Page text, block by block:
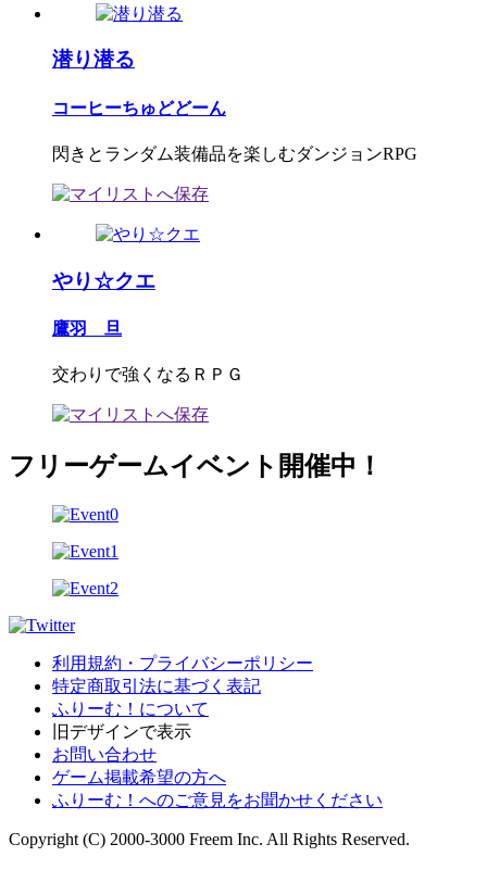
潜り潜る
コーヒーちゅどどーん
閃きとランダム装備品を楽しむダンジョンRPG
やり☆クエ
鷹羽 旦
交わりで強くなるＲＰＧ
フリーゲームイベント開催中！
利用規約・プライバシーポリシー
特定商取引法に基づく表記
ふりーむ！について
旧デザインで表示
お問い合わせ
ゲーム掲載希望の方へ
ふりーむ！へのご意見をお聞かせください
Copyright (C) 2000-3000 Freem Inc. All Rights Reserved.